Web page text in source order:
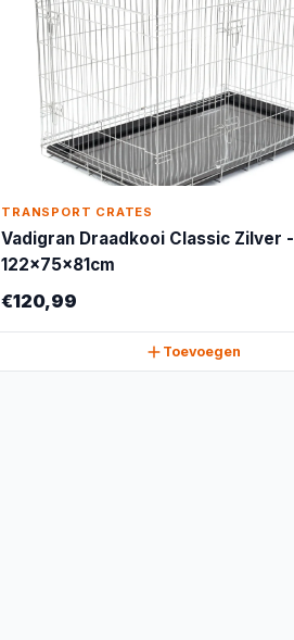
TRANSPORT CRATES
Vadigran Draadkooi Classic Zilver -
122x75x81cm
€120,99
Toevoegen